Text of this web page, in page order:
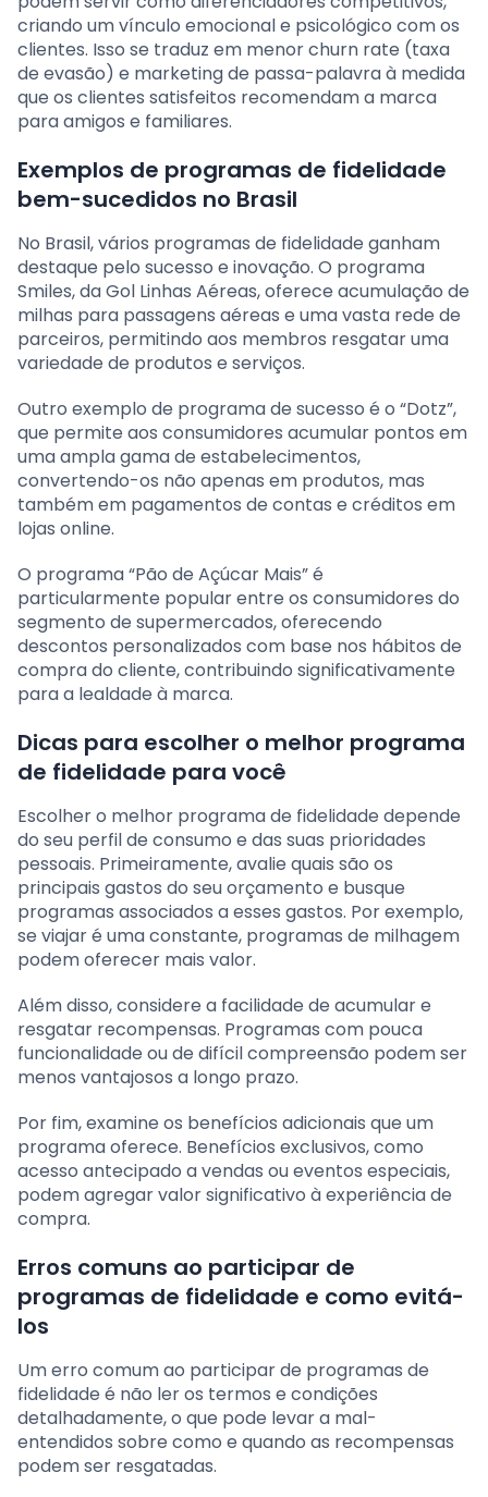
criando um vínculo emocional e psicológico com os
clientes. Isso se traduz em menor churn rate (taxa
de evasão) e marketing de passa-palavra à medida
que os clientes satisfeitos recomendam a marca
para amigos e familiares.
Exemplos de programas de fidelidade
bem-sucedidos no Brasil
No Brasil, vários programas de fidelidade ganham
destaque pelo sucesso e inovação. O programa
Smiles, da Gol Linhas Aéreas, oferece acumulação de
milhas para passagens aéreas e uma vasta rede de
parceiros, permitindo aos membros resgatar uma
variedade de produtos e serviços.
Outro exemplo de programa de sucesso é o “Dotz”,
que permite aos consumidores acumular pontos em
uma ampla gama de estabelecimentos,
convertendo-os não apenas em produtos, mas
também em pagamentos de contas e créditos em
lojas online.
O programa “Pão de Açúcar Mais” é
particularmente popular entre os consumidores do
segmento de supermercados, oferecendo
descontos personalizados com base nos hábitos de
compra do cliente, contribuindo significativamente
para a lealdade à marca.
Dicas para escolher o melhor programa
de fidelidade para você
Escolher o melhor programa de fidelidade depende
do seu perfil de consumo e das suas prioridades
pessoais. Primeiramente, avalie quais são os
principais gastos do seu orçamento e busque
programas associados a esses gastos. Por exemplo,
se viajar é uma constante, programas de milhagem
podem oferecer mais valor.
Além disso, considere a facilidade de acumular e
resgatar recompensas. Programas com pouca
funcionalidade ou de difícil compreensão podem ser
menos vantajosos a longo prazo.
Por fim, examine os benefícios adicionais que um
programa oferece. Benefícios exclusivos, como
acesso antecipado a vendas ou eventos especiais,
podem agregar valor significativo à experiência de
compra.
Erros comuns ao participar de
programas de fidelidade e como evitá-
los
Um erro comum ao participar de programas de
fidelidade é não ler os termos e condições
detalhadamente, o que pode levar a mal-
entendidos sobre como e quando as recompensas
podem ser resgatadas.